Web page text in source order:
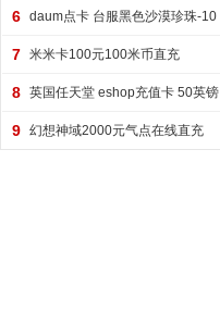
6 daum点卡 台服黑色沙漠珍珠-10
7 米米卡100元100米币直充
8 英国任天堂 eshop充值卡 50英镑
9 幻想神域2000元气点在线直充